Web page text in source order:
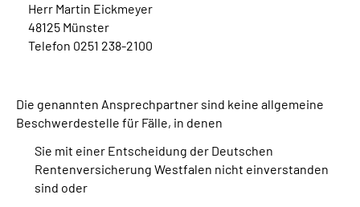
Herr Martin Eickmeyer
48125 Münster
Telefon 0251 238-2100
Die genannten Ansprechpartner sind keine allgemeine
Beschwerdestelle für Fälle, in denen
Sie mit einer Entscheidung der Deutschen
Rentenversicherung Westfalen nicht einverstanden
sind oder